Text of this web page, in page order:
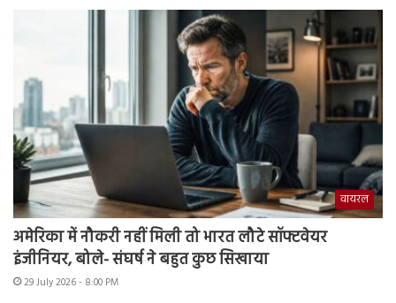
वायरल
अमेरिका में नौकरी नहीं मिली तो भारत लौटे सॉफ्टवेयर
इंजीनियर, बोले- संघर्ष ने बहुत कुछ सिखाया
29 July 2026 - 8:00 PM